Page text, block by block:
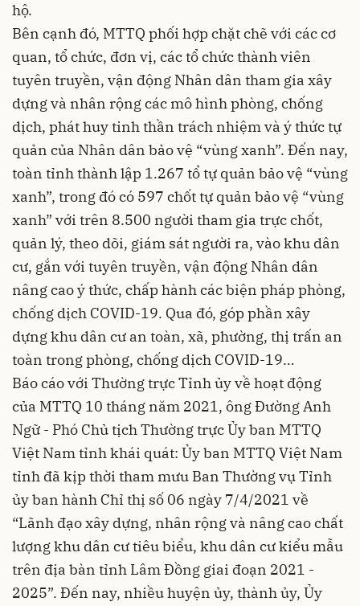
hộ.
Bên cạnh đó, MTTQ phối hợp chặt chẽ với các cơ
quan, tổ chức, đơn vị, các tổ chức thành viên
tuyên truyền, vận động Nhân dân tham gia xây
dựng và nhân rộng các mô hình phòng, chống
dịch, phát huy tinh thần trách nhiệm và ý thức tự
quản của Nhân dân bảo vệ “vùng xanh”. Đến nay,
toàn tỉnh thành lập 1.267 tổ tự quản bảo vệ “vùng
xanh”, trong đó có 597 chốt tự quản bảo vệ “vùng
xanh” với trên 8.500 người tham gia trực chốt,
quản lý, theo dõi, giám sát người ra, vào khu dân
cư, gắn với tuyên truyền, vận động Nhân dân
nâng cao ý thức, chấp hành các biện pháp phòng,
chống dịch COVID-19. Qua đó, góp phần xây
dựng khu dân cư an toàn, xã, phường, thị trấn an
toàn trong phòng, chống dịch COVID-19…
Báo cáo với Thường trực Tỉnh ủy về hoạt động
của MTTQ 10 tháng năm 2021, ông Đường Anh
Ngữ - Phó Chủ tịch Thường trực Ủy ban MTTQ
Việt Nam tỉnh khái quát: Ủy ban MTTQ Việt Nam
tỉnh đã kịp thời tham mưu Ban Thường vụ Tỉnh
ủy ban hành Chỉ thị số 06 ngày 7/4/2021 về
“Lãnh đạo xây dựng, nhân rộng và nâng cao chất
lượng khu dân cư tiêu biểu, khu dân cư kiểu mẫu
trên địa bàn tỉnh Lâm Đồng giai đoạn 2021 -
2025”. Đến nay, nhiều huyện ủy, thành ủy, Ủy